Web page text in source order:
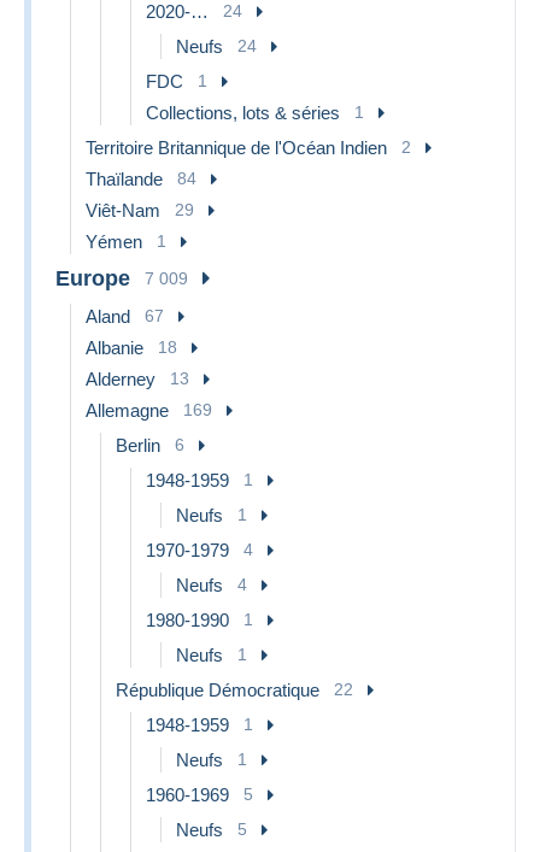
2020-… 24
Neufs 24
FDC 1
Collections, lots & séries 1
Territoire Britannique de l'Océan Indien 2
Thaïlande 84
Viêt-Nam 29
Yémen 1
Europe 7 009
Aland 67
Albanie 18
Alderney 13
Allemagne 169
Berlin 6
1948-1959 1
Neufs 1
1970-1979 4
Neufs 4
1980-1990 1
Neufs 1
République Démocratique 22
1948-1959 1
Neufs 1
1960-1969 5
Neufs 5